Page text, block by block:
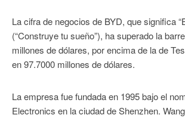
La cifra de negocios de BYD, que significa
(“Construye tu sueño”), ha superado la
millones de dólares, por encima de la de
en 97.7000 millones de dólares.
La empresa fue fundada en 1995 bajo el
Electronics en la ciudad de Shenzhen.